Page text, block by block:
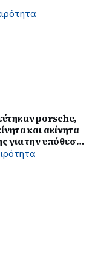
porsche,
και ακίνητα
για την υπόθεση